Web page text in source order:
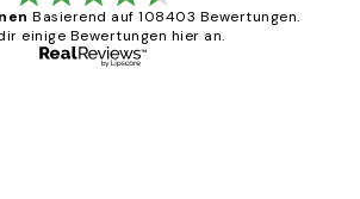
Basierend auf 108403 Bewertungen.
einige Bewertungen hier an.